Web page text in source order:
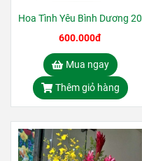
Hoa Tình Yêu Bình Dương 20
600.000đ
Mua ngay
Thêm giỏ hàng